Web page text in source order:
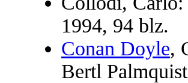
1994, 94 blz.
Conan Doyle,
Bertl